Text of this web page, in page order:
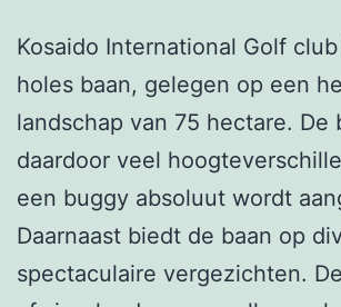
Kosaido International Golf
holes baan, gelegen op een
landschap van 75 hectare. De
daardoor veel
een buggy absoluut wordt
Daarnaast biedt de baan op
spectaculaire vergezichten.